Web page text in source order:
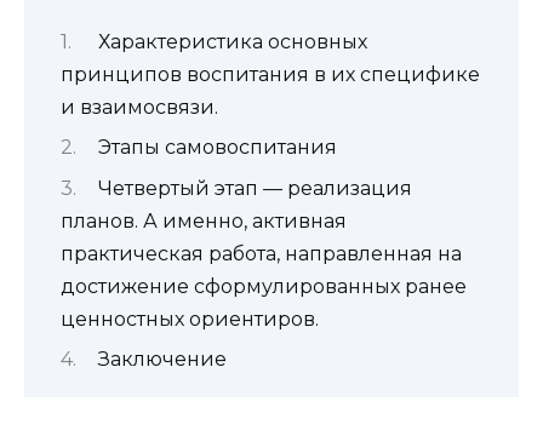
Характеристика основных
принципов воспитания в их специфике
и взаимосвязи.
Этапы самовоспитания
Четвертый этап — реализация
планов. А именно, активная
практическая работа, направленная на
достижение сформулированных ранее
ценностных ориентиров.
Заключение